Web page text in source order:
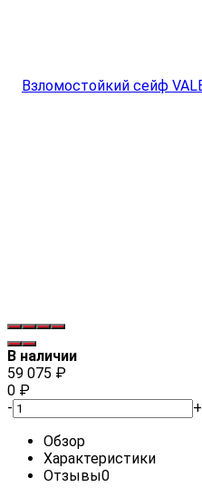
В наличии
59 075 ₽
0 ₽
-
+
Обзор
Характеристики
Отзывы0